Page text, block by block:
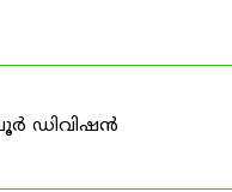
ഡിവിഷൻ